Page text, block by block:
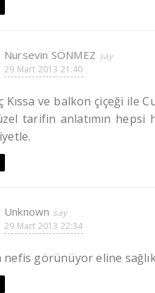
Nursevin SÖNMEZ
29 Mart 2013 21:40
Kıssa ve balkon çiçeği ile
tarifin anlatımın hepsi
Unknown
29 Mart 2013 22:34
nefis görünüyor eline sağlık